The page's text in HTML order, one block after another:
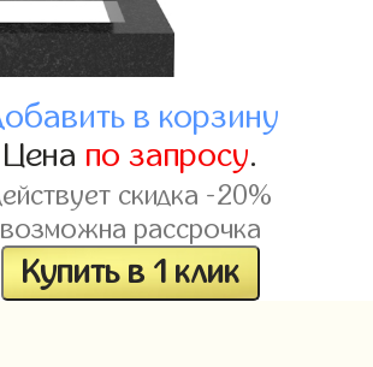
в корзину
Цена по запросу.
скидка -20%
возможна рассрочка
Купить в 1 клик